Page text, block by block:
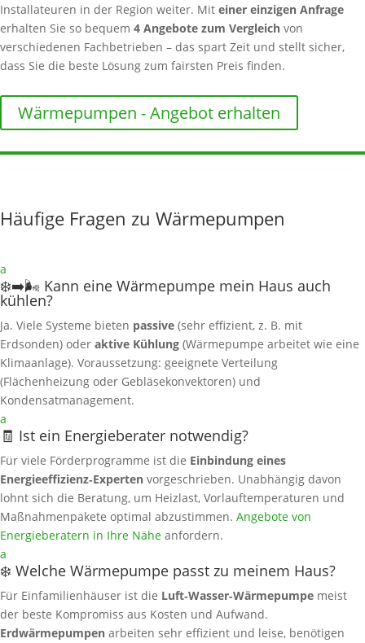
Installateuren in der Region weiter. Mit einer einzigen Anfrage
erhalten Sie so bequem 4 Angebote zum Vergleich von
verschiedenen Fachbetrieben – das spart Zeit und stellt sicher,
dass Sie die beste Lösung zum fairsten Preis finden.
Wärmepumpen - Angebot erhalten
Häufige Fragen zu Wärmepumpen
a
❄️➡️🌬️ Kann eine Wärmepumpe mein Haus auch
kühlen?
Ja. Viele Systeme bieten passive (sehr effizient, z. B. mit
Erdsonden) oder aktive Kühlung (Wärmepumpe arbeitet wie eine
Klimaanlage). Voraussetzung: geeignete Verteilung
(Flächenheizung oder Gebläsekonvektoren) und
Kondensatmanagement.
a
🧾 Ist ein Energieberater notwendig?
Für viele Förderprogramme ist die Einbindung eines
Energieeffizienz‑Experten vorgeschrieben. Unabhängig davon
lohnt sich die Beratung, um Heizlast, Vorlauftemperaturen und
Maßnahmenpakete optimal abzustimmen. Angebote von
Energieberatern in Ihre Nähe anfordern.
a
❄️ Welche Wärmepumpe passt zu meinem Haus?
Für Einfamilienhäuser ist die Luft‑Wasser‑Wärmepumpe meist
der beste Kompromiss aus Kosten und Aufwand.
Erdwärmepumpen arbeiten sehr effizient und leise, benötigen